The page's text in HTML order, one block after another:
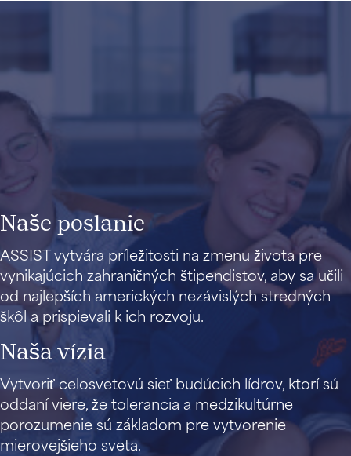
Naše poslanie
ASSIST vytvára príležitosti na zmenu života pre
vynikajúcich zahraničných štipendistov, aby sa učili
od najlepších amerických nezávislých stredných
škôl a prispievali k ich rozvoju.
Naša vízia
Vytvoriť celosvetovú sieť budúcich lídrov, ktorí sú
oddaní viere, že tolerancia a medzikultúrne
porozumenie sú základom pre vytvorenie
mierovejšieho sveta.